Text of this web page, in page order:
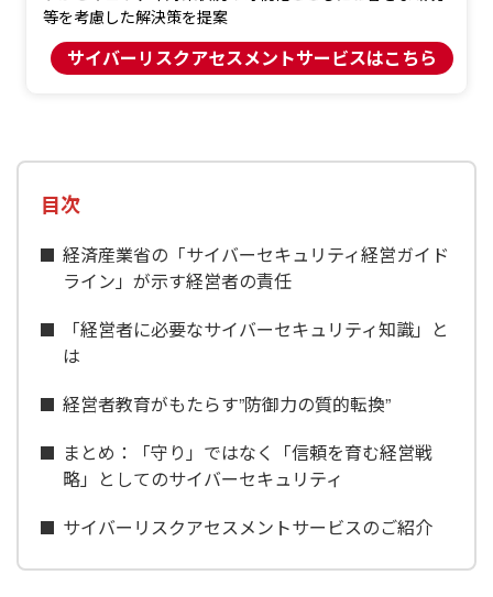
等を考慮した解決策を提案
サイバーリスクアセスメントサービスはこちら
目次
経済産業省の「サイバーセキュリティ経営ガイド
ライン」が示す経営者の責任
「経営者に必要なサイバーセキュリティ知識」と
は
経営者教育がもたらす”防御力の質的転換”
まとめ：「守り」ではなく「信頼を育む経営戦
略」としてのサイバーセキュリティ
サイバーリスクアセスメントサービスのご紹介